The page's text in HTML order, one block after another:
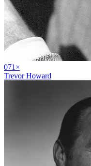
071 ×
Trevor Howard